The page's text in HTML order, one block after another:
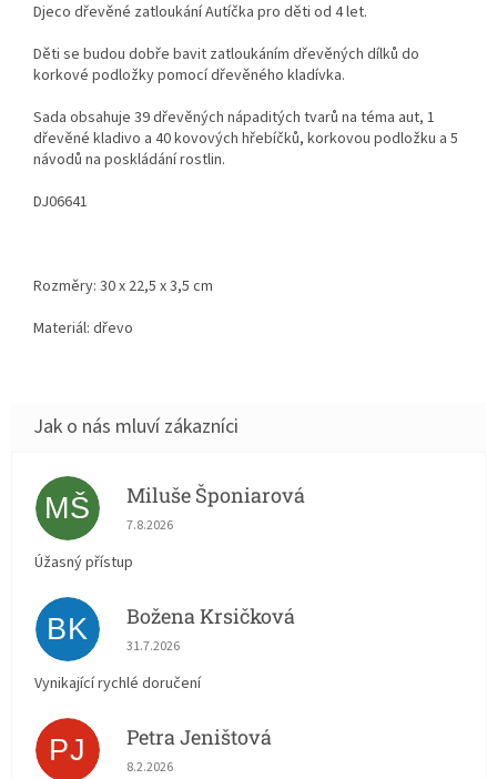
Djeco dřevěné zatloukání Autíčka pro děti od 4 let.
Děti se budou dobře bavit zatloukáním dřevěných dílků do
korkové podložky pomocí dřevěného kladívka.
Sada obsahuje 39 dřevěných nápaditých tvarů na téma aut, 1
dřevěné kladivo a 40 kovových hřebíčků, korkovou podložku a 5
návodů na poskládání rostlin.
DJ06641
Rozměry: 30 x 22,5 x 3,5 cm
Materiál: dřevo
MŠ Miluše Šponiarová
Hodnocení obchodu je 5 z 5 hvězdiček.
7.8.2026
Úžasný přístup
BK Božena Krsičková
Hodnocení obchodu je 5 z 5 hvězdiček.
31.7.2026
Vynikající rychlé doručení
PJ Petra Jeništová
Hodnocení obchodu je 5 z 5 hvězdiček.
8.2.2026